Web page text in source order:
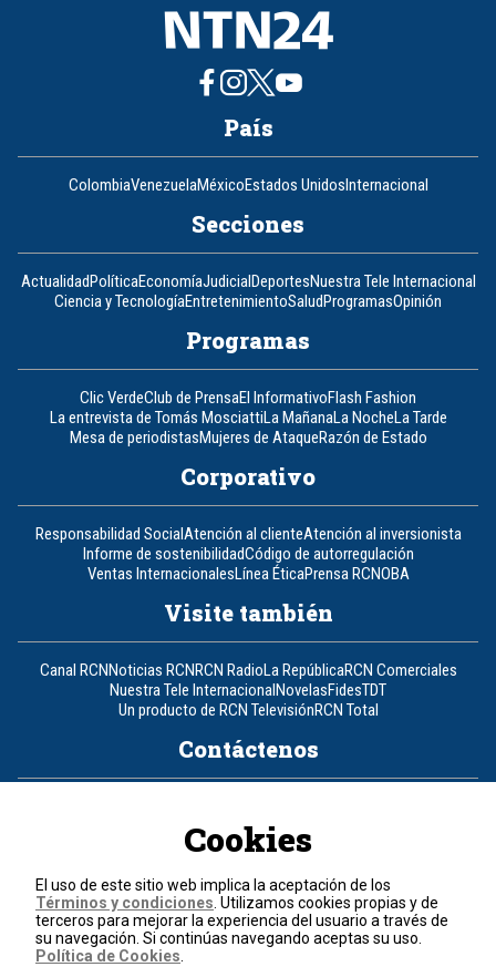
País
ColombiaVenezuelaMéxicoEstados UnidosInternacional
Secciones
ActualidadPolíticaEconomíaJudicialDeportesNuestra Tele Internacional
Ciencia y TecnologíaEntretenimientoSaludProgramasOpinión
Programas
Clic VerdeClub de PrensaEl InformativoFlash Fashion
La entrevista de Tomás MosciattiLa MañanaLa NocheLa Tarde
Mesa de periodistasMujeres de AtaqueRazón de Estado
Corporativo
Responsabilidad SocialAtención al clienteAtención al inversionista
Informe de sostenibilidadCódigo de autorregulación
Ventas InternacionalesLínea ÉticaPrensa RCNOBA
Visite también
Canal RCNNoticias RCNRCN RadioLa RepúblicaRCN Comerciales
Nuestra Tele InternacionalNovelasFidesTDT
Un producto de RCN TelevisiónRCN Total
Contáctenos
Política de cookies
Términos y condiciones
© 2026, RCN Medios.
Todos los derechos reservados.
Cookies
El uso de este sitio web implica la aceptación de los
Términos y condiciones . Utilizamos cookies propias y de
terceros para mejorar la experiencia del usuario a través de
su navegación. Si continúas navegando aceptas su uso.
Política de Cookies